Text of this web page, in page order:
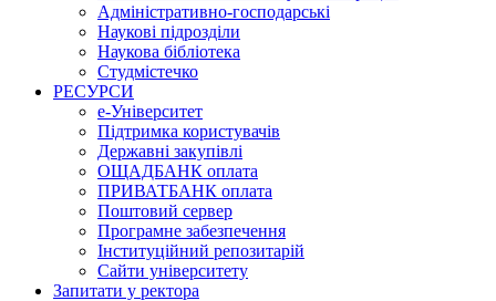
Адміністративно-господарські
Наукові підрозділи
Наукова бібліотека
Студмістечко
РЕСУРСИ
е-Університет
Підтримка користувачів
Державні закупівлі
ОЩАДБАНК оплата
ПРИВАТБАНК оплата
Поштовий сервер
Програмне забезпечення
Інституційний репозитарій
Сайти університету
Запитати у ректора